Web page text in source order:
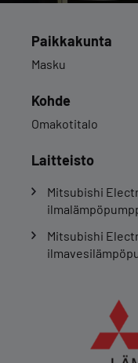
Paikkakunta
Masku
Kohde
Omakotitalo
Laitteisto
Mitsubishi
Mitsubishi